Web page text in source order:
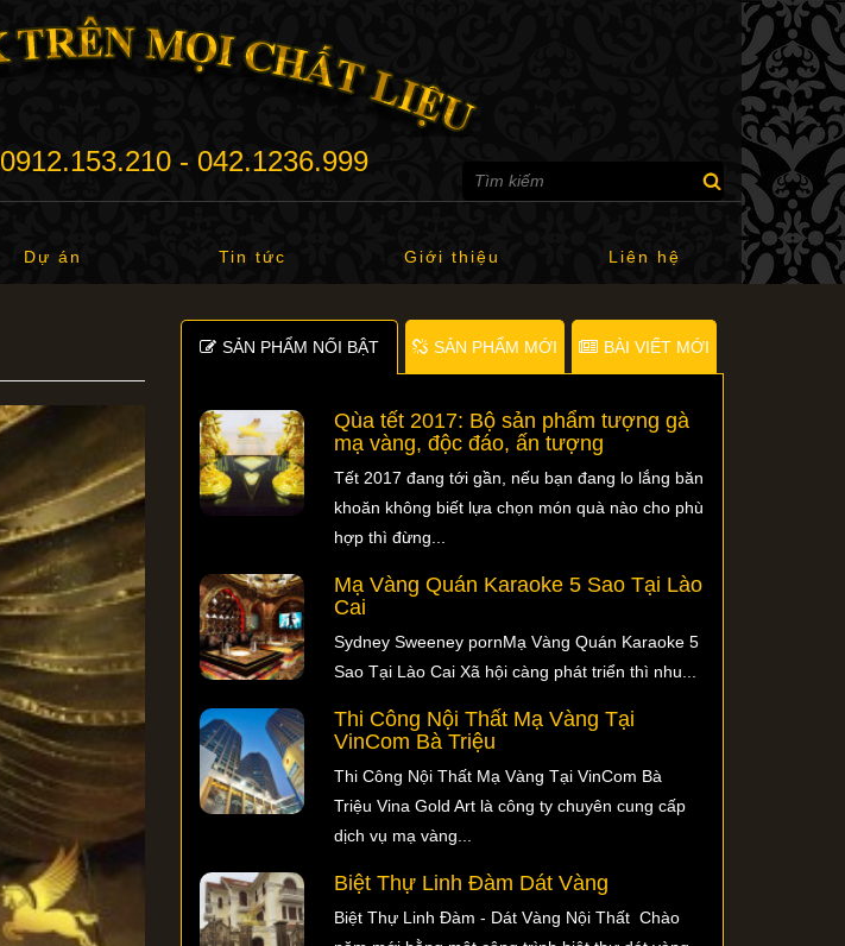
- 042.1236.999
Dự án Tin tức Giới thiệu Liên hệ
SẢN PHẨM NỐI BẬT SẢN PHẨM MỚI BÀI VIẾT MỚI
Qùa tết 2017: Bộ sản phẩm tượng gà
mạ vàng, độc đáo, ấn tượng
Tết 2017 đang tới gần, nếu bạn đang lo lắng băn
khoăn không biết lựa chọn món quà nào cho phù
hợp thì đừng...
Mạ Vàng Quán Karaoke 5 Sao Tại Lào
Cai
Sydney Sweeney pornMạ Vàng Quán Karaoke 5
Sao Tại Lào Cai Xã hội càng phát triển thì nhu...
Thi Công Nội Thất Mạ Vàng Tại
VinCom Bà Triệu
Thi Công Nội Thất Mạ Vàng Tại VinCom Bà
Triệu Vina Gold Art là công ty chuyên cung cấp
dịch vụ mạ vàng...
Biệt Thự Linh Đàm Dát Vàng
Biệt Thự Linh Đàm - Dát Vàng Nội Thất Chào